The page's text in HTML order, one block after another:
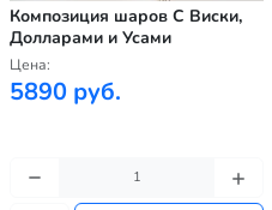
Композиция шаров С Виски,
Долларами и Усами
Цена:
5890 руб.